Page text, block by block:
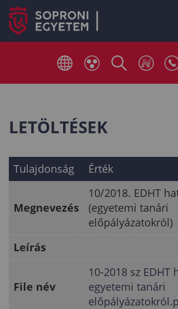
LETÖLTÉSEK
Tulajdonság Érték
Megnevezés
10/2018. EDHT
(egyetemi tanári
előpályázatokról)
Leírás
File név
10-2018 sz EDHT
egyetemi tanári